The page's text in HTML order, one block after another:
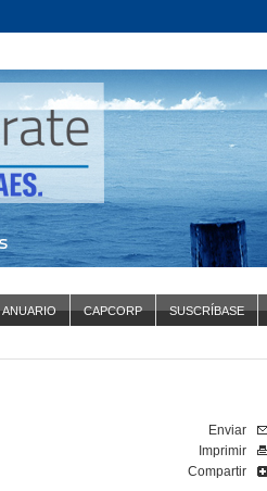
ANUARIO CAPCORP SUSCRÍBASE
Enviar
Imprimir
Compartir